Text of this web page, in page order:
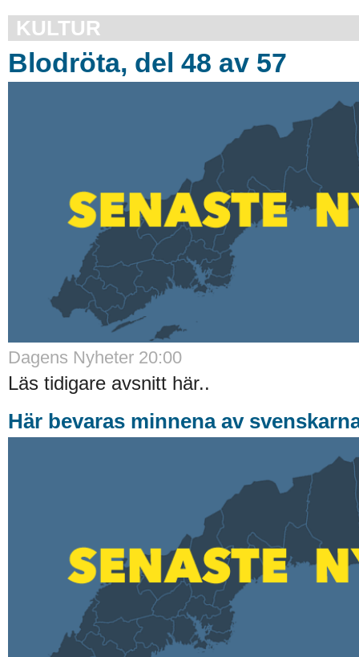
KULTUR
Blodröta, del 48 av 57
Dagens Nyheter 20:00
Läs tidigare avsnitt här..
Här bevaras minnena av